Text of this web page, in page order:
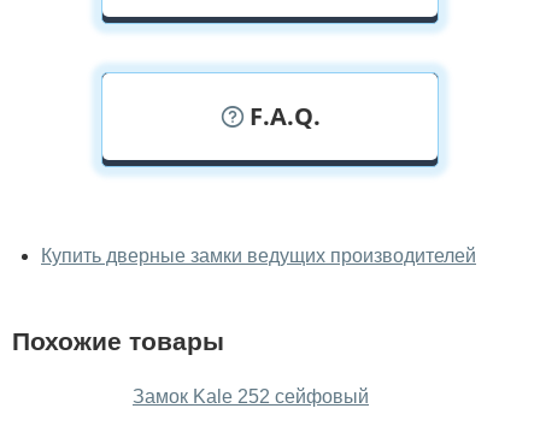
F.A.Q.
вживую?
Купить дверные замки ведущих производителей
Похожие товары
Замок Kale 252 сейфовый